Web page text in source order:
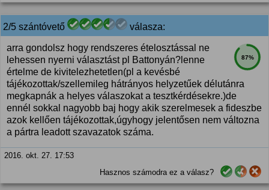
2/5 szántóvető válasza:
87%
arra gondolsz hogy rendszeres ételosztással ne
lehessen nyerni választást pl Battonyán?lenne
értelme de kivitelezhetetlen(pl a kevésbé
tájékozottak/szellemileg hátrányos helyzetűek délutánra
megkapnák a helyes válaszokat a tesztkérdésekre.)de
ennél sokkal nagyobb baj hogy akik szerelmesek a fideszbe
azok kellően tájékozottak,úgyhogy jelentősen nem változna
a pártra leadott szavazatok száma.
2016. okt. 27. 17:53
Hasznos számodra ez a válasz?